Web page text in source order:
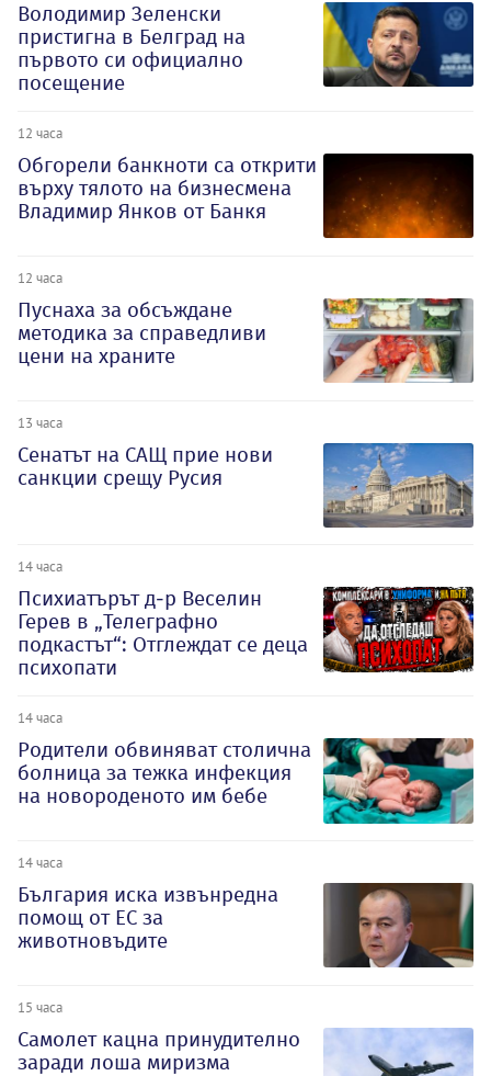
Володимир Зеленски
пристигна в Белград на
първото си официално
посещение
12 часа
Обгорели банкноти са открити
върху тялото на бизнесмена
Владимир Янков от Банкя
12 часа
Пуснаха за обсъждане
методика за справедливи
цени на храните
13 часа
Сенатът на САЩ прие нови
санкции срещу Русия
14 часа
Психиатърът д-р Веселин
Герев в „Телеграфно
подкастът“: Отглеждат се деца
психопати
14 часа
Родители обвиняват столична
болница за тежка инфекция
на новороденото им бебе
14 часа
България иска извънредна
помощ от ЕС за
животновъдите
15 часа
Самолет кацна принудително
заради лоша миризма